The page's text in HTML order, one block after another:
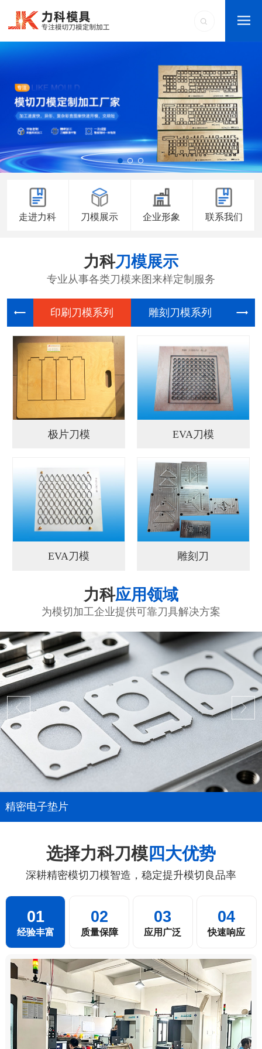
走进力科 刀模展示 企业形象 联系我们
力科刀模展示
专业从事各类刀模来图来样定制服务
印刷刀模 雕刻刀模
极片刀模 EVA刀模
EVA刀模 雕刻刀
力科应用领域
为模切加工企业提供可靠刀具解决方案
精密电子垫片
选择力科刀模四大优势
深耕精密模切刀模智造，稳定提升模切良品率
01
经验丰富
02
质量保障
03
应用广泛
04
快速响应